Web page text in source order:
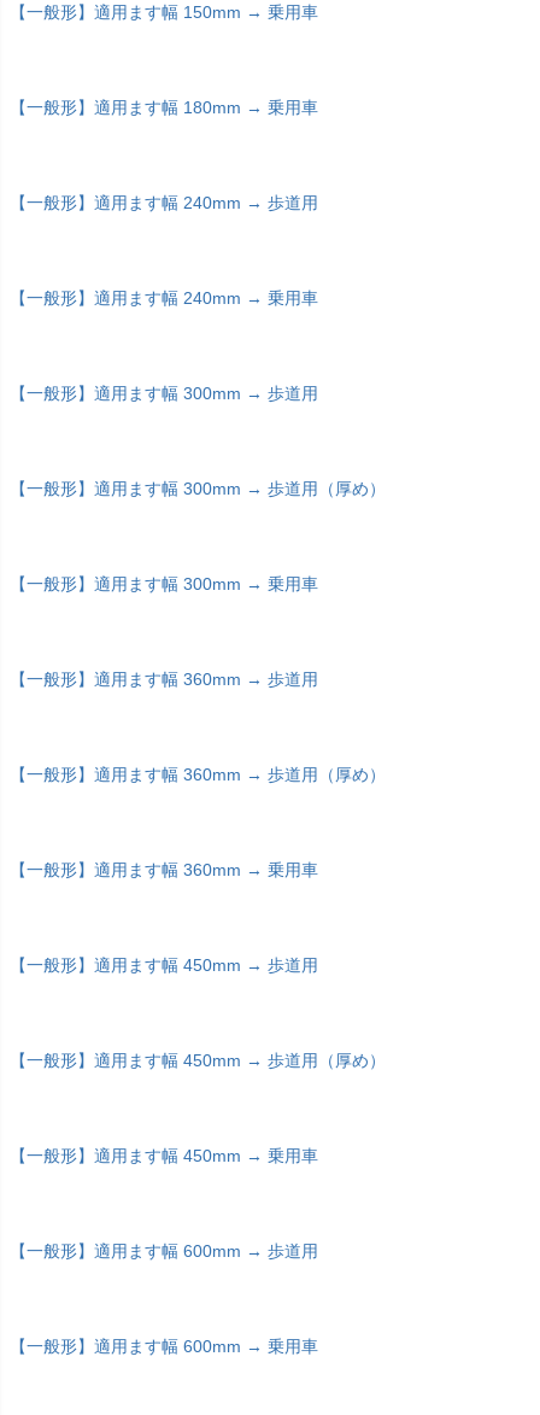
【一般形】適用ます幅 150mm → 乗用車
【一般形】適用ます幅 180mm → 乗用車
【一般形】適用ます幅 240mm → 歩道用
【一般形】適用ます幅 240mm → 乗用車
【一般形】適用ます幅 300mm → 歩道用
【一般形】適用ます幅 300mm → 歩道用（厚め）
【一般形】適用ます幅 300mm → 乗用車
【一般形】適用ます幅 360mm → 歩道用
【一般形】適用ます幅 360mm → 歩道用（厚め）
【一般形】適用ます幅 360mm → 乗用車
【一般形】適用ます幅 450mm → 歩道用
【一般形】適用ます幅 450mm → 歩道用（厚め）
【一般形】適用ます幅 450mm → 乗用車
【一般形】適用ます幅 600mm → 歩道用
【一般形】適用ます幅 600mm → 乗用車